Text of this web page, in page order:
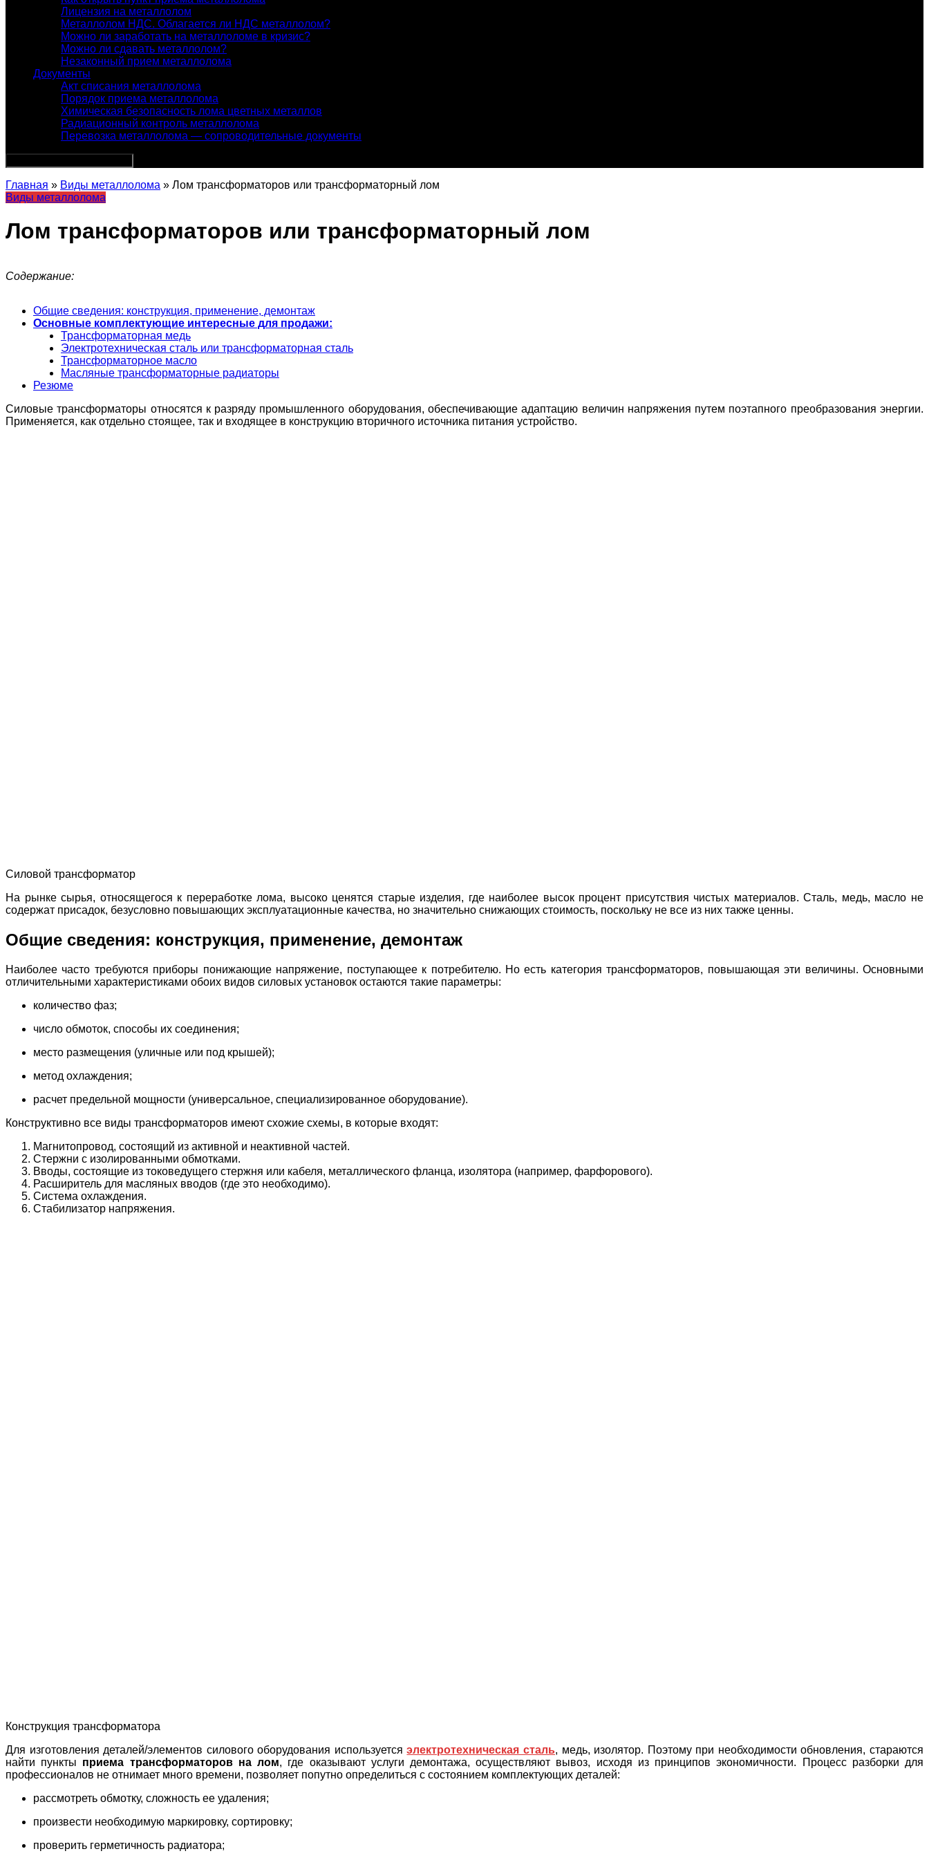
Лицензия на металлолом
Металлолом НДС. Облагается ли НДС металлолом?
Можно ли заработать на металлоломе в кризис?
Можно ли сдавать металлолом?
Незаконный прием металлолома
Документы
Акт списания металлолома
Порядок приема металлолома
Химическая безопасность лома цветных металлов
Радиационный контроль металлолома
Перевозка металлолома — сопроводительные документы
Главная » Виды металлолома » Лом трансформаторов или трансформаторный лом
Виды металлолома
Лом трансформаторов или трансформаторный лом
Содержание:
Общие сведения: конструкция, применение, демонтаж
Основные комплектующие интересные для продажи:
Трансформаторная медь
Электротехническая сталь или трансформаторная сталь
Трансформаторное масло
Масляные трансформаторные радиаторы
Резюме
Силовые трансформаторы относятся к разряду промышленного оборудования, обеспечивающие адаптацию величин напряжения путем поэтапного преобразования энергии.
Применяется, как отдельно стоящее, так и входящее в конструкцию вторичного источника питания устройство.
Силовой трансформатор
На рынке сырья, относящегося к переработке лома, высоко ценятся старые изделия, где наиболее высок процент присутствия чистых материалов. Сталь, медь, масло не
содержат присадок, безусловно повышающих эксплуатационные качества, но значительно снижающих стоимость, поскольку не все из них также ценны.
Общие сведения: конструкция, применение, демонтаж
Наиболее часто требуются приборы понижающие напряжение, поступающее к потребителю. Но есть категория трансформаторов, повышающая эти величины. Основными
отличительными характеристиками обоих видов силовых установок остаются такие параметры:
количество фаз;
число обмоток, способы их соединения;
место размещения (уличные или под крышей);
метод охлаждения;
расчет предельной мощности (универсальное, специализированное оборудование).
Конструктивно все виды трансформаторов имеют схожие схемы, в которые входят:
Магнитопровод, состоящий из активной и неактивной частей.
Стержни с изолированными обмотками.
Вводы, состоящие из токоведущего стержня или кабеля, металлического фланца, изолятора (например, фарфорового).
Расширитель для масляных вводов (где это необходимо).
Система охлаждения.
Стабилизатор напряжения.
Конструкция трансформатора
Для изготовления деталей/элементов силового оборудования используетсяэлектротехническая сталь, медь, изолятор. Поэтому при необходимости обновления, стараются
найти пункты приема трансформаторов на лом, где оказывают услуги демонтажа, осуществляют вывоз, исходя из принципов экономичности. Процесс разборки для
профессионалов не отнимает много времени, позволяет попутно определиться с состоянием комплектующих деталей:
рассмотреть обмотку, сложность ее удаления;
произвести необходимую маркировку, сортировку;
проверить герметичность радиатора;